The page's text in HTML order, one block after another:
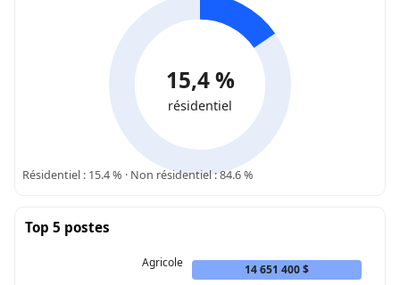
15,4 %
résidentiel
Résidentiel : 15.4 % · Non résidentiel : 84.6 %
Top 5 postes
Agricole
14 651 400 $